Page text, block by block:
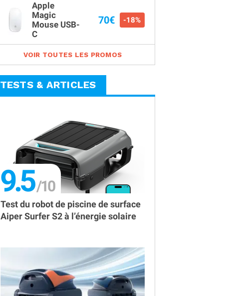
Apple
Magic
Mouse USB-
C
70€ -18%
VOIR TOUTES LES PROMOS
TESTS & ARTICLES
9.5
Test du robot de piscine de surface
Aiper Surfer S2 à l’énergie solaire